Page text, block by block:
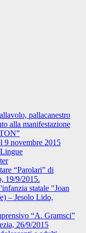
pallacanestro
alla manifestazione
9 novembre 2015
“Parolari” di
19/9/2015.
statale "Joan
– Jesolo Lido,
“A. Gramsci”
26/9/2015